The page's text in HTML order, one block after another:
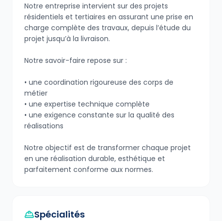
Notre entreprise intervient sur des projets
résidentiels et tertiaires en assurant une prise en
charge complète des travaux, depuis l’étude du
projet jusqu’à la livraison.
Notre savoir-faire repose sur :
• une coordination rigoureuse des corps de
métier
• une expertise technique complète
• une exigence constante sur la qualité des
réalisations
Notre objectif est de transformer chaque projet
en une réalisation durable, esthétique et
parfaitement conforme aux normes.
Spécialités